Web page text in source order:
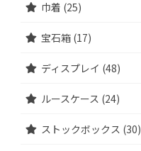
巾着 (25)
宝石箱 (17)
ディスプレイ (48)
ルースケース (24)
ストックボックス (30)